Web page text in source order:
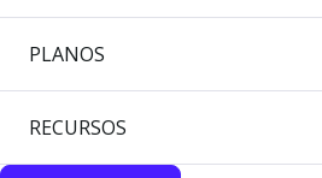
PLANOS
RECURSOS